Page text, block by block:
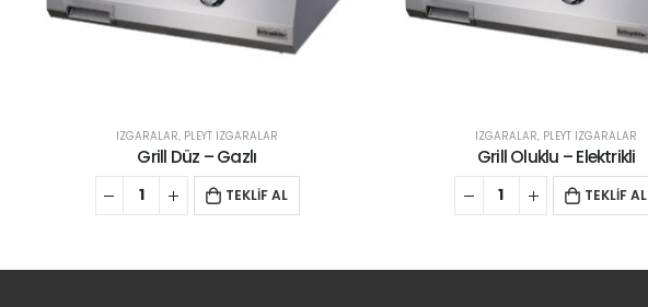
IZGARALAR, PLEYT IZGARALAR
Grill Oluklu – Elektrikli
TEKLİF AL
IZGARALAR, PLEYT IZGARALAR
Grill Oluklu – Gazlı
TEKLİF AL